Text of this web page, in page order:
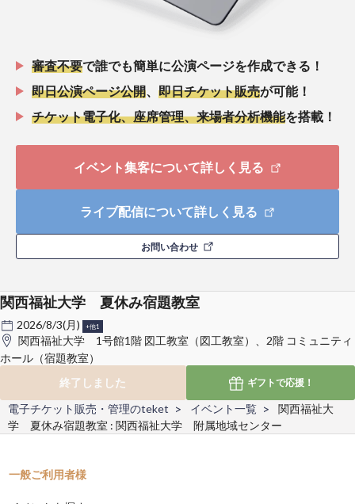
審査不要で誰でも簡単に公演ページを作成できる！
即日公演ページ公開
即日チケット販売が可能！
チケット電子化、座席管理、来場者分析機能を搭載！
イベント集客について詳しく見る
ライブ配信について詳しく見る
お問い合わせ
関西福祉大学 夏休み宿題教室
2026/8/3(月) +他1
関西福祉大学 1号館1階 図工教室（図工教室）、2階 コミュニティ
ホール（宿題教室）
終了しました
ギフトで応援！
電子チケット販売・管理のteket イベント一覧
関西福祉大
学 夏休み宿題教室 : 関西福祉大学 附属地域センター
一般ご利用者様